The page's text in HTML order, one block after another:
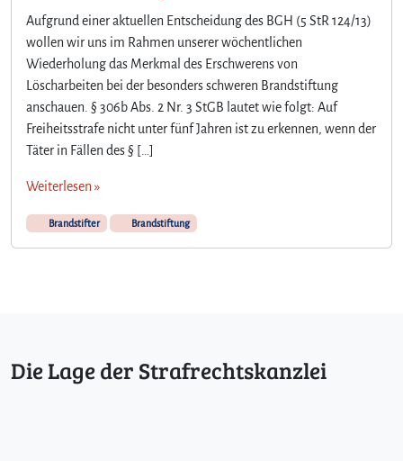
Aufgrund einer aktuellen Entscheidung des BGH (5 StR 124/13)
wollen wir uns im Rahmen unserer wöchentlichen
Wiederholung das Merkmal des Erschwerens von
Löscharbeiten bei der besonders schweren Brandstiftung
anschauen. § 306b Abs. 2 Nr. 3 StGB lautet wie folgt: Auf
Freiheitsstrafe nicht unter fünf Jahren ist zu erkennen, wenn der
Täter in Fällen des § […]
Weiterlesen »
Brandstifter Brandstiftung
Die Lage der Strafrechtskanzlei